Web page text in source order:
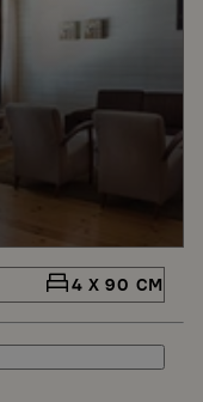
4 X 90 CM